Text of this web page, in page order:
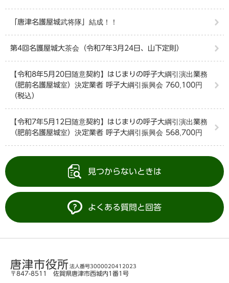
「唐津名護屋城武将隊」結成！！
第4回名護屋城大茶会（令和7年3月24日、山下定則）
【令和8年5月20日随意契約】はじまりの呼子大綱引演出業務
（肥前名護屋城室）決定業者 呼子大綱引振興会 760,100円
（税込）
【令和7年5月12日随意契約】はじまりの呼子大綱引演出業務
（肥前名護屋城室）決定業者 呼子大綱引振興会 568,700円
見つからないときは
よくある質問と回答
唐津市役所 法人番号3000020412023
〒847-8511 佐賀県唐津市西城内1番1号